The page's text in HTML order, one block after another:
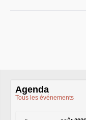
Année 2019
Année 2018
Agenda
Tous les événements